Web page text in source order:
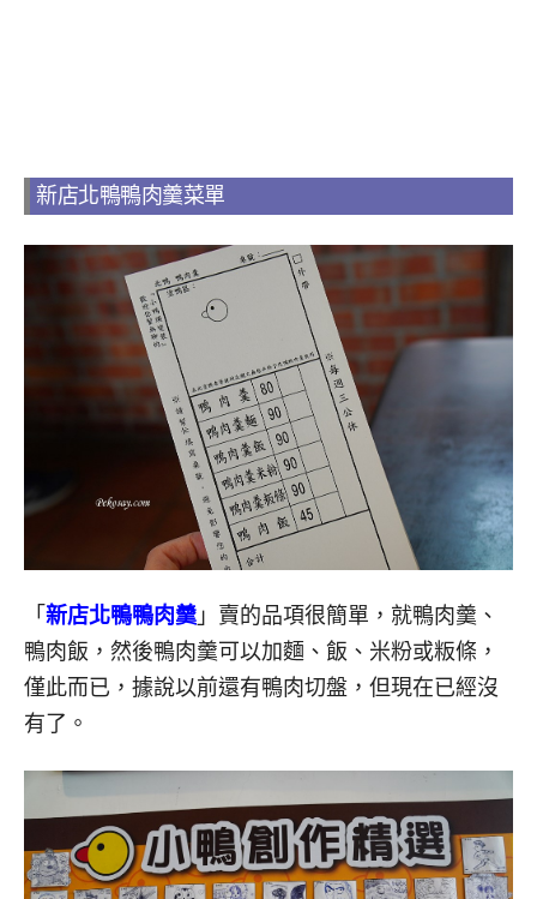
新店北鴨鴨肉羹菜單
「 新店北鴨鴨肉羹 」賣的品項很簡單，就鴨肉羹、
鴨肉飯，然後鴨肉羹可以加麵、飯、米粉或粄條，
僅此而已，據說以前還有鴨肉切盤，但現在已經沒
有了。